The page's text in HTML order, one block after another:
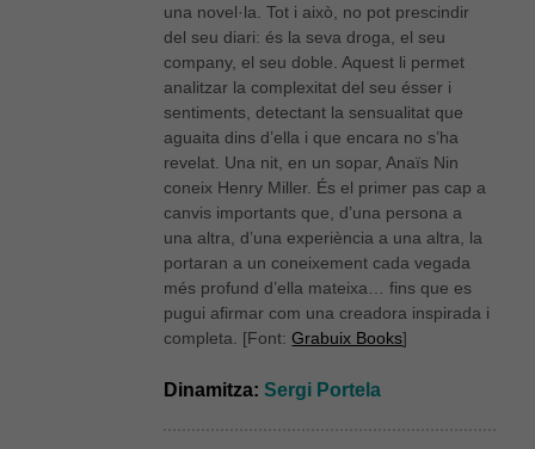
una novel·la. Tot i això, no pot prescindir
del seu diari: és la seva droga, el seu
company, el seu doble. Aquest li permet
analitzar la complexitat del seu ésser i
sentiments, detectant la sensualitat que
aguaita dins d’ella i que encara no s’ha
revelat. Una nit, en un sopar, Anaïs Nin
coneix Henry Miller. És el primer pas cap a
canvis importants que, d’una persona a
una altra, d’una experiència a una altra, la
portaran a un coneixement cada vegada
més profund d’ella mateixa… fins que es
pugui afirmar com una creadora inspirada i
completa. [Font:Grabuix Books]
Dinamitza:Sergi Portela